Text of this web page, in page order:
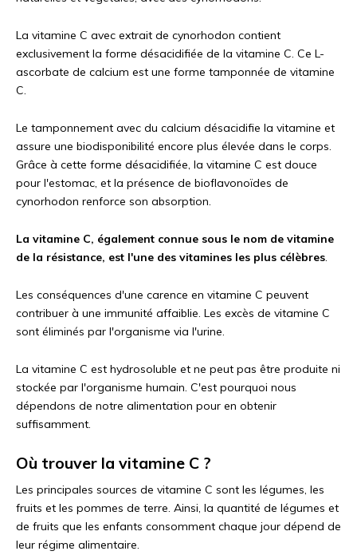
La vitamine C avec extrait de cynorhodon contient
exclusivement la forme désacidifiée de la vitamine C. Ce L-
ascorbate de calcium est une forme tamponnée de vitamine
C.
Le tamponnement avec du calcium désacidifie la vitamine et
assure une biodisponibilité encore plus élevée dans le corps.
Grâce à cette forme désacidifiée, la vitamine C est douce
pour l'estomac, et la présence de bioflavonoïdes de
cynorhodon renforce son absorption.
La vitamine C, également connue sous le nom de vitamine
de la résistance, est l'une des vitamines les plus célèbres.
Les conséquences d'une carence en vitamine C peuvent
contribuer à une immunité affaiblie. Les excès de vitamine C
sont éliminés par l'organisme via l'urine.
La vitamine C est hydrosoluble et ne peut pas être produite ni
stockée par l'organisme humain. C'est pourquoi nous
dépendons de notre alimentation pour en obtenir
suffisamment.
Où trouver la vitamine C ?
Les principales sources de vitamine C sont les légumes, les
fruits et les pommes de terre. Ainsi, la quantité de légumes et
de fruits que les enfants consomment chaque jour dépend de
leur régime alimentaire.